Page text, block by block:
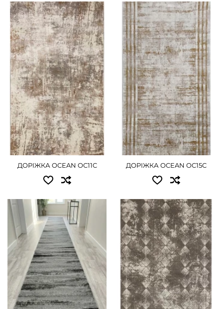
Доступні розміри:
0.80 - 990 грн
1.00 - 1260 грн
ДЕТАЛЬНІШЕ
ДОРІЖКА OCEAN OC11C
Доступні розміри:
0.80 - 990 грн
1.00 - 1260 грн
1.20 - 1485 грн
1.50 - 1845 грн
ДЕТАЛЬНІШЕ
ДОРІЖКА OCEAN OC15C
Доступні розміри:
0.80 - 585 грн
1.00 - 720 грн
ДЕТАЛЬНІШЕ
Доступні розміри:
0.80 - 990 грн
1.20 - 1485 грн
ДЕТАЛЬНІШЕ